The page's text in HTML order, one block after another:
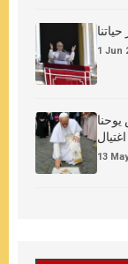
1 Jun
يوحنا
13